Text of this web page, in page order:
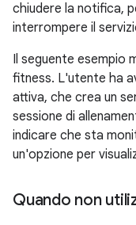
chiudere la notifica,
interrompere il
Il seguente esempio
fitness. L'utente ha
attiva, che crea un
sessione di
indicare che sta
un'opzione per
Quando non